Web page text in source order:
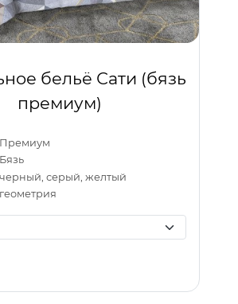
бельё Сати (бязь
премиум)
Премиум
Бязь
черный, серый, желтый
геометрия